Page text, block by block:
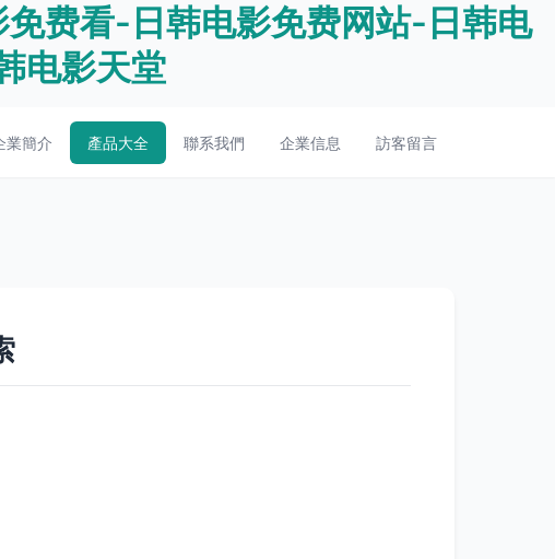
费看-日韩电影免费网站-日韩电
电影天堂
業簡介 產品大全 聯系我們 企業信息 訪客留言